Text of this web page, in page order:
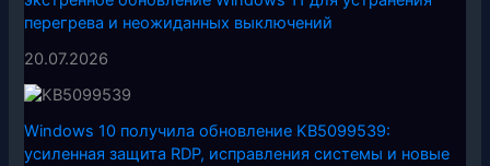
перегрева и неожиданных выключений
20.07.2026
Windows 10 получила обновление KB5099539:
усиленная защита RDP, исправления системы и новые